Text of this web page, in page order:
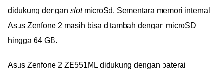
didukung dengan slotmicroSd. Sementara memori internal
Asus Zenfone 2 masih bisa ditambah dengan microSD
hingga 64 GB.
Asus Zenfone 2 ZE551ML didukung dengan baterai